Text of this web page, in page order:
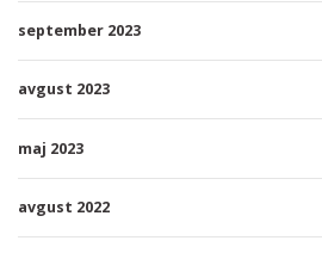
september 2023
avgust 2023
maj 2023
avgust 2022